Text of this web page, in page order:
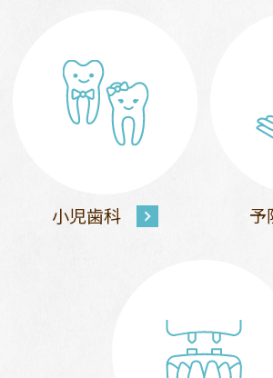
小児歯科 予